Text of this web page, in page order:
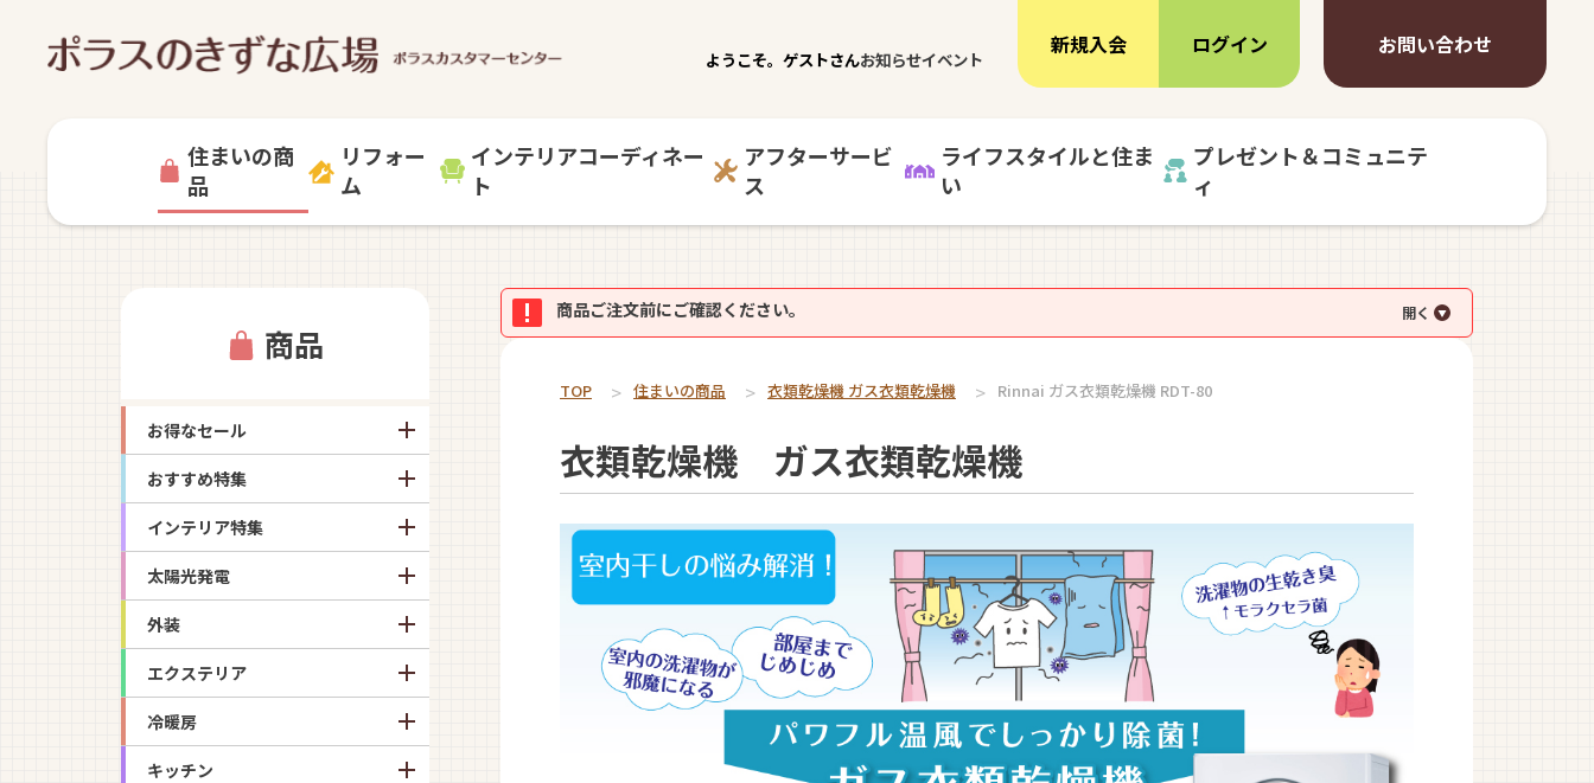
ようこそ。ゲストさんお知らせイベント
新規入会 ログイン お問い合わせ
住まいの商
品
リフォー
ム
インテリアコーディネー
ト
アフターサービ
ス
ライフスタイルと住ま
い
プレゼント＆コミュニテ
ィ
商品
お得なセール
おすすめ特集
インテリア特集
太陽光発電
外装
エクステリア
冷暖房
キッチン
商品ご注文前にご確認ください。
TOP 住まいの商品 衣類乾燥機 ガス衣類乾燥機 Rinnai ガス衣類乾燥機 RDT-80
衣類乾燥機 ガス衣類乾燥機